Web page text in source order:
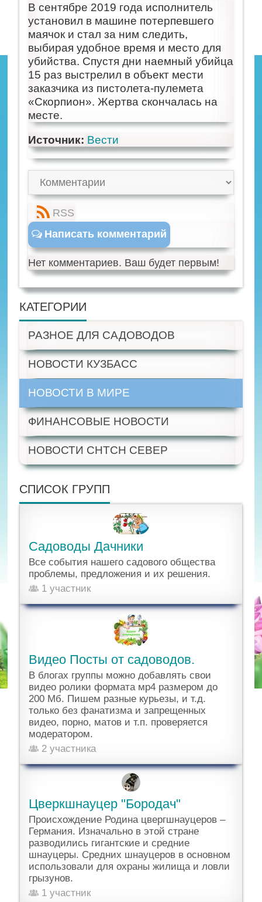
В сентябре 2019 года исполнитель
установил в машине потерпевшего
маячок и стал за ним следить,
выбирая удобное время и место для
убийства. Спустя дни наемный убийца
15 раз выстрелил в объект мести
заказчика из пистолета-пулемета
«Скорпион». Жертва скончалась на
месте.
Источник: Вести
RSS
Написать комментарий
Нет комментариев. Ваш будет первым!
КАТЕГОРИИ
РАЗНОЕ ДЛЯ САДОВОДОВ
НОВОСТИ КУЗБАСС
НОВОСТИ В МИРЕ
ФИНАНСОВЫЕ НОВОСТИ
НОВОСТИ СНТСН СЕВЕР
СПИСОК ГРУПП
Садоводы Дачники
Все события нашего садового общества
проблемы, предложения и их решения.
1 участник
Видео Посты от садоводов.
В блогах группы можно добавлять свои
видео ролики формата мр4 размером до
200 Мб. Пишем разные курьезы, и т.д.
только без фанатизма и запрещенных
видео, порно, матов и т.п. проверяется
модератором.
2 участника
Цверкшнауцер "Бородач"
Происхождение Родина цвергшнауцеров –
Германия. Изначально в этой стране
разводились гигантские и средние
шнауцеры. Средних шнауцеров в основном
использовали для охраны жилища и ловли
грызунов.
1 участник